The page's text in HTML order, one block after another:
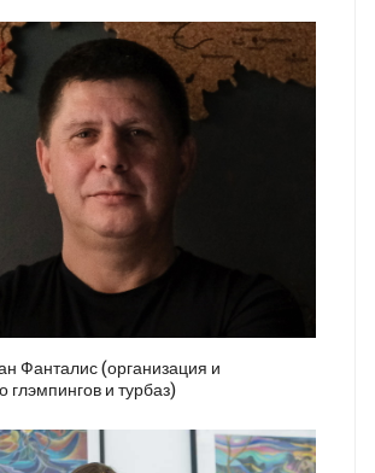
Фанталис (организация и
глэмпингов и турбаз)